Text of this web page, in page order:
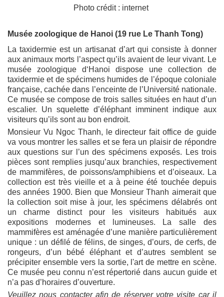
Photo crédit : internet
Musée zoologique de Hanoi (19 rue Le Thanh Tong)
La taxidermie est un artisanat d’art qui consiste à donner
aux animaux morts l’aspect qu’ils avaient de leur vivant. Le
musée zoologique d‘Hanoi dispose une collection de
taxidermie et de spécimens humides de l’époque coloniale
française, cachée dans l’enceinte de l’Université nationale.
Ce musée se compose de trois salles situées en haut d’un
escalier. Un squelette d’éléphant imminent indique aux
visiteurs qu’ils sont au bon endroit.
Monsieur Vu Ngoc Thanh, le directeur fait office de guide
va vous montrer les salles et se fera un plaisir de répondre
aux questions sur l’un des spécimens exposés. Les trois
pièces sont remplies jusqu’aux branchies, respectivement
de mammifères, de poissons/amphibiens et d’oiseaux. La
collection est très vieille et a à peine été touchée depuis
des années 1900. Bien que Monsieur Thanh aimerait que
la collection soit mise à jour, les spécimens délabrés ont
un charme distinct pour les visiteurs habitués aux
expositions modernes et lumineuses. La salle des
mammifères est aménagée d’une manière particulièrement
unique : un défilé de félins, de singes, d’ours, de cerfs, de
rongeurs, d’un bébé éléphant et d’autres semblent se
précipiter ensemble vers la sortie, l'art de mettre en scène.
Ce musée peu connu n’est répertorié dans aucun guide et
n’a pas d’horaires d’ouverture.
Veuillez nous contacter afin de réserver votre visite car il